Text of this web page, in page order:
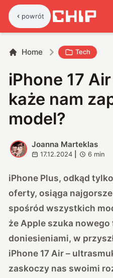
powrót
Home Tech
iPhone 17
każe nam
model?
J
Joanna Marteklas
17.12.2024 6 min
iPhone Plus, odkąd
oferty, osiąga
spośród wszystkich
że Apple szuka
doniesieniami, w
iPhone 17 Air –
zaskoczy nas swoimi